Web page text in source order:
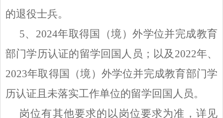
的退役士兵。
5、2024年取得国（境）外学位并完成教育
部门学历认证的留学回国人员；以及2022年、
2023年取得国（境）外学位并完成教育部门学
历认证且未落实工作单位的留学回国人员。
岗位有其他要求的以岗位要求为准，详见